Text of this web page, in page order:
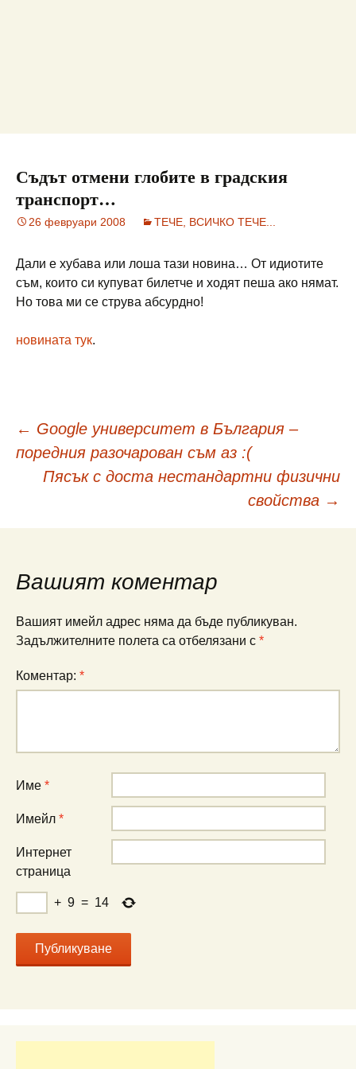
Съдът отмени глобите в градския
транспорт…
26 февруари 2008 ТЕЧЕ, ВСИЧКО ТЕЧЕ...
Дали е хубава или лоша тази новина… От идиотите
съм, които си купуват билетче и ходят пеша ако нямат.
Но това ми се струва абсурдно!
новината тук.
Навигация
публикациите
← Google университет в България –
поредния разочарован съм аз :(
Пясък с доста нестандартни физични
свойства →
Вашият коментар
Вашият имейл адрес няма да бъде публикуван.
Задължителните полета са отбелязани с *
Коментар: *
Име *
Имейл *
Интернет
страница
+ 9 = 14